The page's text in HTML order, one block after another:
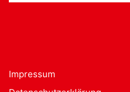
Impressum